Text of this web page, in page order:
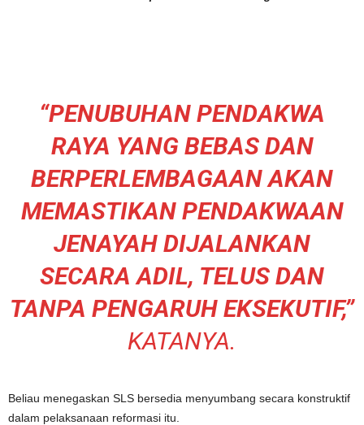
“PENUBUHAN PENDAKWA
RAYA YANG BEBAS DAN
BERPERLEMBAGAAN AKAN
MEMASTIKAN PENDAKWAAN
JENAYAH DIJALANKAN
SECARA ADIL, TELUS DAN
TANPA PENGARUH EKSEKUTIF,”
KATANYA.
Beliau menegaskan SLS bersedia menyumbang secara konstruktif
dalam pelaksanaan reformasi itu.